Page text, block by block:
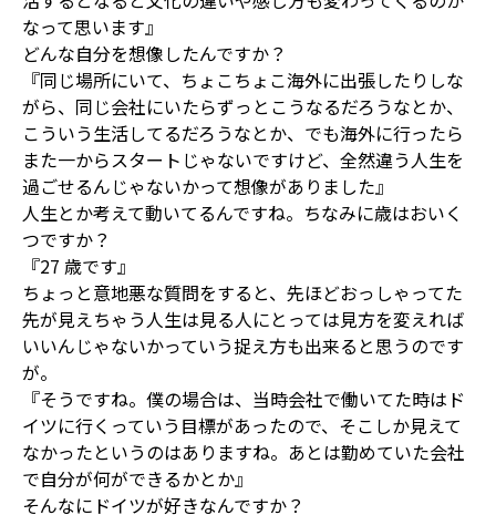
なって思います』
どんな自分を想像したんですか？
『同じ場所にいて、ちょこちょこ海外に出張したりしな
がら、同じ会社にいたらずっとこうなるだろうなとか、
こういう生活してるだろうなとか、でも海外に行ったら
また一からスタートじゃないですけど、全然違う人生を
過ごせるんじゃないかって想像がありました』
人生とか考えて動いてるんですね。ちなみに歳はおいく
つですか？
『27 歳です』
ちょっと意地悪な質問をすると、先ほどおっしゃってた
先が見えちゃう人生は見る人にとっては見方を変えれば
いいんじゃないかっていう捉え方も出来ると思うのです
が。
『そうですね。僕の場合は、当時会社で働いてた時はド
イツに行くっていう目標があったので、そこしか見えて
なかったというのはありますね。あとは勤めていた会社
で自分が何ができるかとか』
そんなにドイツが好きなんですか？